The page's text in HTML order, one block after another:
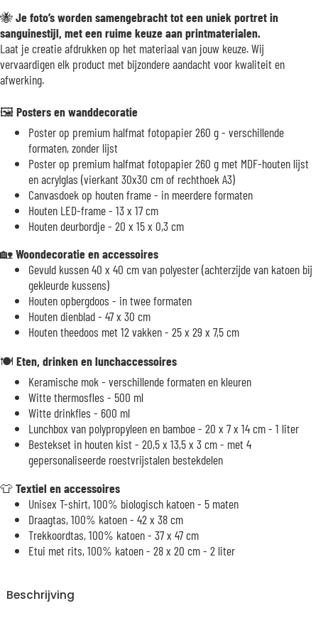
🐝Je foto’s worden samengebracht tot een uniek portret in
sanguinestijl, met een ruime keuze aan printmaterialen.
Laat je creatie afdrukken op het materiaal van jouw keuze. Wij
vervaardigen elk product met bijzondere aandacht voor kwaliteit en
afwerking.
🖼️Posters en wanddecoratie
Poster op premium halfmat fotopapier 260 g - verschillende
formaten, zonder lijst
Poster op premium halfmat fotopapier 260 g met MDF-houten lijst
en acrylglas (vierkant 30x30 cm of rechthoek A3)
Canvasdoek op houten frame - in meerdere formaten
Houten LED-frame - 13 x 17 cm
Houten deurbordje - 20 x 15 x 0,3 cm
🏡Woondecoratie en accessoires
Gevuld kussen 40 x 40 cm van polyester (achterzijde van katoen bij
gekleurde kussens)
Houten opbergdoos - in twee formaten
Houten dienblad - 47 x 30 cm
Houten theedoos met 12 vakken - 25 x 29 x 7,5 cm
🍽️ Eten, drinken en lunchaccessoires
Keramische mok - verschillende formaten en kleuren
Witte thermosfles - 500 ml
Witte drinkfles - 600 ml
Lunchbox van polypropyleen en bamboe - 20 x 7 x 14 cm - 1 liter
Bestekset in houten kist - 20,5 x 13,5 x 3 cm - met 4
gepersonaliseerde roestvrijstalen bestekdelen
👕Textiel en accessoires
Unisex T-shirt, 100% biologisch katoen - 5 maten
Draagtas, 100% katoen - 42 x 38 cm
Trekkoordtas, 100% katoen - 37 x 47 cm
Etui met rits, 100% katoen - 28 x 20 cm - 2 liter
Beschrijving